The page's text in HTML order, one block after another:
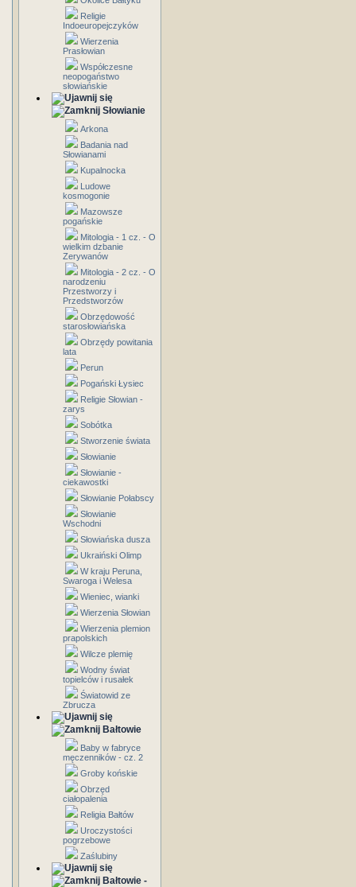
Religie
Indoeuropejczyków
Wierzenia
Prasłowian
Współczesne
neopogaństwo
słowiańskie
Słowianie
Arkona
Badania nad
Słowianami
Kupalnocka
Ludowe
kosmogonie
Mazowsze
pogańskie
Mitologia - 1 cz. - O
wielkim dzbanie
Zerywanów
Mitologia - 2 cz. - O
narodzeniu
Przestworzy i
Przedstworzów
Obrzędowość
starosłowiańska
Obrzędy powitania
lata
Perun
Pogański Łysiec
Religie Słowian -
zarys
Sobótka
Stworzenie świata
Słowianie
Słowianie -
ciekawostki
Słowianie Połabscy
Słowianie
Wschodni
Słowiańska dusza
Ukraiński Olimp
W kraju Peruna,
Swaroga i Welesa
Wieniec, wianki
Wierzenia Słowian
Wierzenia plemion
prapolskich
Wilcze plemię
Wodny świat
topielców i rusałek
Światowid ze
Zbrucza
Bałtowie
Baby w fabryce
męczenników - cz. 2
Groby końskie
Obrzęd
ciałopalenia
Religia Bałtów
Uroczystości
pogrzebowe
Zaślubiny
Bałtowie -